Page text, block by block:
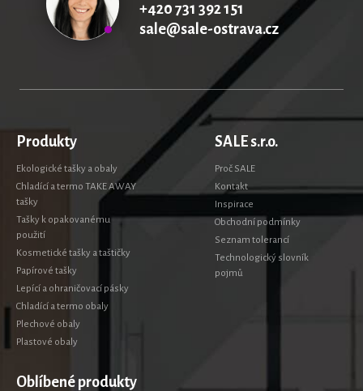
+420 731 392 151
sale@sale-ostrava.cz
Produkty
Ekologické tašky a obaly
Chladící a termo TAKE AWAY
tašky
Tašky k opakovanému
použití
Kosmetické tašky a taštičky
Papírové tašky
Lepící a ohraničovací pásky
Chladící a termo obaly
Plechové obaly
Plastové obaly
Oblíbené produkty
SALE s.r.o.
Proč SALE
Kontakt
Inspirace
Obchodní podmínky
Seznam tolerancí
Technologický slovník
pojmů